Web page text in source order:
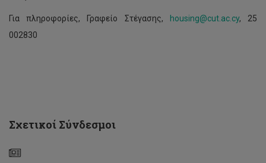
Για πληροφορίες, Γραφείο Στέγασης, housing@cut.ac.cy, 25
002830
Σχετικοί Σύνδεσμοι
ενοικίου
2023-